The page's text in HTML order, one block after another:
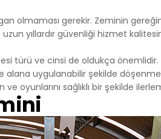
olmaması gerekir. Zeminin
yıllardır güvenliği hizmet
türü ve cinsi de oldukça
alana uygulanabilir şekilde
oyunlarını sağlıklı bir şekilde